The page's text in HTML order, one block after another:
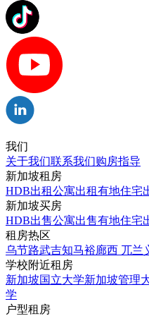
我们
关于我们联系我们购房指导
新加坡租房
HDB出租公寓出租有地住宅
新加坡买房
HDB出售公寓出售有地住宅
租房热区
乌节路武吉知马裕廊西 兀兰
学校附近租房
新加坡国立大学新加坡管理
学
户型租房